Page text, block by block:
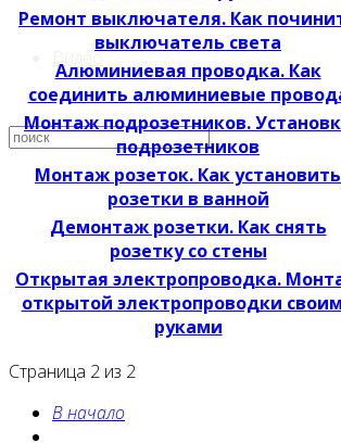
Видео
Ремонт выключателя. Как
выключатель света
Алюминиевая проводка. Как
соединить алюминиевые
Монтаж подрозетников.
подрозетников
Монтаж розеток. Как установить
розетки в ванной
Демонтаж розетки. Как снять
розетку со стены
Открытая электропроводка.
открытой электропроводки
руками
Страница 2 из 2
В начало